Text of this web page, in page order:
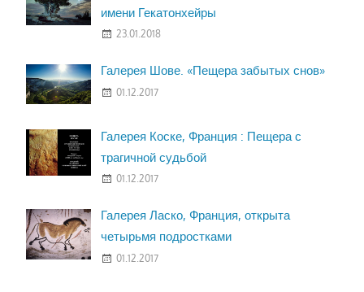
имени Гекатонхейры
23.01.2018
Галерея Шове. «Пещера забытых снов»
01.12.2017
Галерея Коске, Франция : Пещера с
трагичной судьбой
01.12.2017
Галерея Ласко, Франция, открыта
четырьмя подростками
01.12.2017